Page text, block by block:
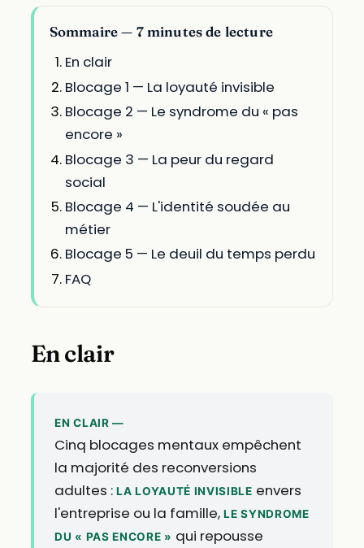
Sommaire — 7 minutes de lecture
En clair
Blocage 1 — La loyauté invisible
Blocage 2 — Le syndrome du « pas
encore »
Blocage 3 — La peur du regard
social
Blocage 4 — L'identité soudée au
métier
Blocage 5 — Le deuil du temps perdu
FAQ
En clair
EN CLAIR —
Cinq blocages mentaux empêchent
la majorité des reconversions
adultes :LA LOYAUTÉ INVISIBLE envers
l'entreprise ou la famille,LE SYNDROME
DU « PAS ENCORE » qui repousse